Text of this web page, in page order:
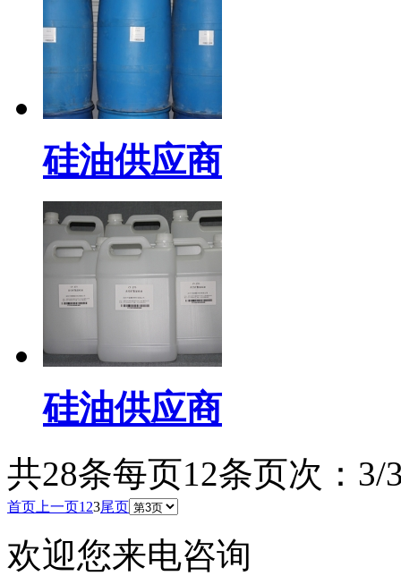
硅油供应商
硅油供应商
共28条每页12条页次：3/
首页 上一页1 23尾页
欢迎您来电咨询